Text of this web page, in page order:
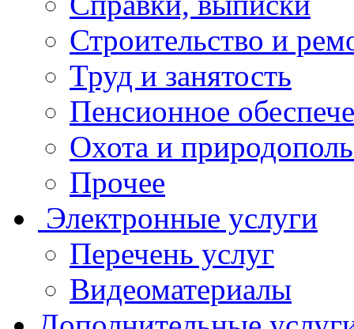
Строительство и
Труд и занятость
Пенсионное
Охота и
Прочее
Электронные услуги
Перечень услуг
Видеоматериалы